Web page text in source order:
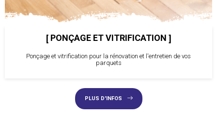
PONÇAGE ET VITRIFICATION
Ponçage et vitrification pour la rénovation et l'entretien de vos
parquets
PLUS D'INFOS